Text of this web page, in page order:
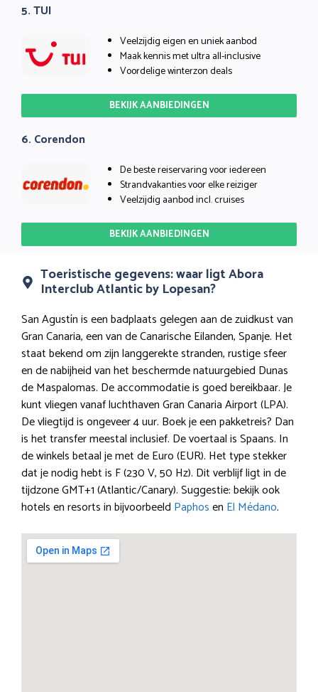
5. TUI
Veelzijdig eigen en uniek aanbod
Maak kennis met ultra all-inclusive
Voordelige winterzon deals
BEKIJK AANBIEDINGEN
6. Corendon
De beste reiservaring voor iedereen
Strandvakanties voor elke reiziger
Veelzijdig aanbod incl. cruises
BEKIJK AANBIEDINGEN
Toeristische gegevens: waar ligt Abora
Interclub Atlantic by Lopesan?
San Agustín is een badplaats gelegen aan de zuidkust van
Gran Canaria, een van de Canarische Eilanden, Spanje. Het
staat bekend om zijn langgerekte stranden, rustige sfeer
en de nabijheid van het beschermde natuurgebied Dunas
de Maspalomas. De accommodatie is goed bereikbaar. Je
kunt vliegen vanaf luchthaven Gran Canaria Airport (LPA).
De vliegtijd is ongeveer 4 uur. Boek je een pakketreis? Dan
is het transfer meestal inclusief. De voertaal is Spaans. In
de winkels betaal je met de Euro (EUR). Het type stekker
dat je nodig hebt is F (230 V, 50 Hz). Dit verblijf ligt in de
tijdzone GMT+1 (Atlantic/Canary). Suggestie: bekijk ook
hotels en resorts in bijvoorbeeld Paphosen El Médano.